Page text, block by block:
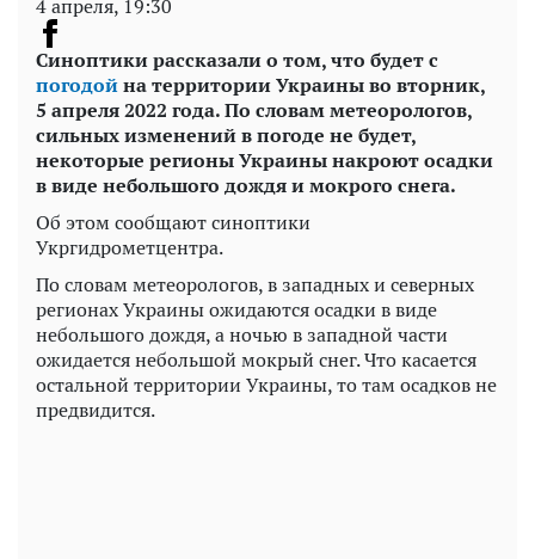
4 апреля, 19:30
Синоптики рассказали о том, что будет с
погодойна территории Украины во вторник,
5 апреля 2022 года. По словам метеорологов,
сильных изменений в погоде не будет,
некоторые регионы Украины накроют осадки
в виде небольшого дождя и мокрого снега.
Об этом сообщают синоптики
Укргидрометцентра.
По словам метеорологов, в западных и северных
регионах Украины ожидаются осадки в виде
небольшого дождя, а ночью в западной части
ожидается небольшой мокрый снег. Что касается
остальной территории Украины, то там осадков не
предвидится.